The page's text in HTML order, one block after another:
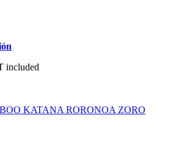
included